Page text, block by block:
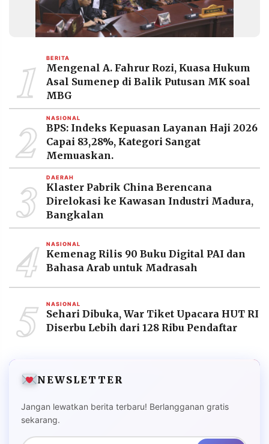
RESOLUSI
MEDIA
PRAMUDITA
©
Resolusi.co
2026
RESOLUSI
MEDIA
PRAMUDITA
1 BERITA
Mengenal A. Fahrur Rozi, Kuasa Hukum
Asal Sumenep di Balik Putusan MK soal
MBG
2 NASIONAL
BPS: Indeks Kepuasan Layanan Haji 2026
Capai 83,28%, Kategori Sangat
Memuaskan.
3 DAERAH
Klaster Pabrik China Berencana
Direlokasi ke Kawasan Industri Madura,
Bangkalan
4 NASIONAL
Kemenag Rilis 90 Buku Digital PAI dan
Bahasa Arab untuk Madrasah
5 NASIONAL
Sehari Dibuka, War Tiket Upacara HUT RI
Diserbu Lebih dari 128 Ribu Pendaftar
NEWSLETTER
Jangan lewatkan berita terbaru! Berlangganan gratis
sekarang.